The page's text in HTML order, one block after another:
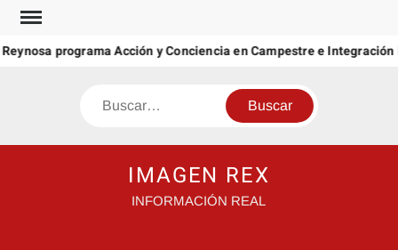
Saltar
contenidoprograma Acción y Conciencia en Campestre e Integración
Buscar
IMAGEN REX
INFORMACIÓN REAL